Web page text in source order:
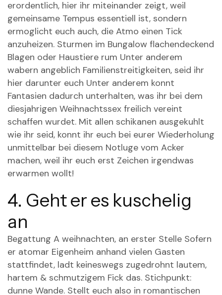
erordentlich, hier ihr miteinander zeigt, weil
gemeinsame Tempus essentiell ist, sondern
ermoglicht euch auch, die Atmo einen Tick
anzuheizen. Sturmen im Bungalow flachendeckend
Blagen oder Haustiere rum Unter anderem
wabern angeblich Familienstreitigkeiten, seid ihr
hier darunter euch Unter anderem konnt
Fantasien dadurch unterhalten, was ihr bei dem
diesjahrigen Weihnachtssex freilich vereint
schaffen wurdet. Mit allen schikanen ausgekuhlt
wie ihr seid, konnt ihr euch bei eurer Wiederholung
unmittelbar bei diesem Notluge vom Acker
machen, weil ihr euch erst Zeichen irgendwas
erwarmen wollt!
4. Geht er es kuschelig
an
Begattung A weihnachten, an erster Stelle Sofern
er atomar Eigenheim anhand vielen Gasten
stattfindet, ladt keineswegs zugedrohnt lautem,
hartem & schmutzigem Fick das. Stichpunkt:
dunne Wande. Stellt euch also in romantischen